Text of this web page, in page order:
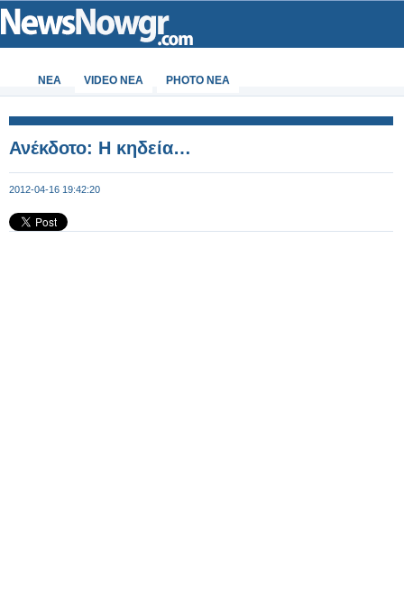
ΝΕΑ VIDEO NEA PHOTO NEA
Ανέκδοτο: Η κηδεία…
2012-04-16 19:42:20